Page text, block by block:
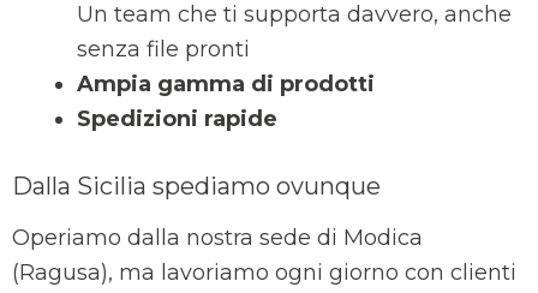
Un team che ti supporta davvero, anche
senza file pronti
Ampia gamma di prodotti
Spedizioni rapide
Dalla Sicilia spediamo ovunque
Operiamo dalla nostra sede di Modica
(Ragusa), ma lavoriamo ogni giorno con clienti